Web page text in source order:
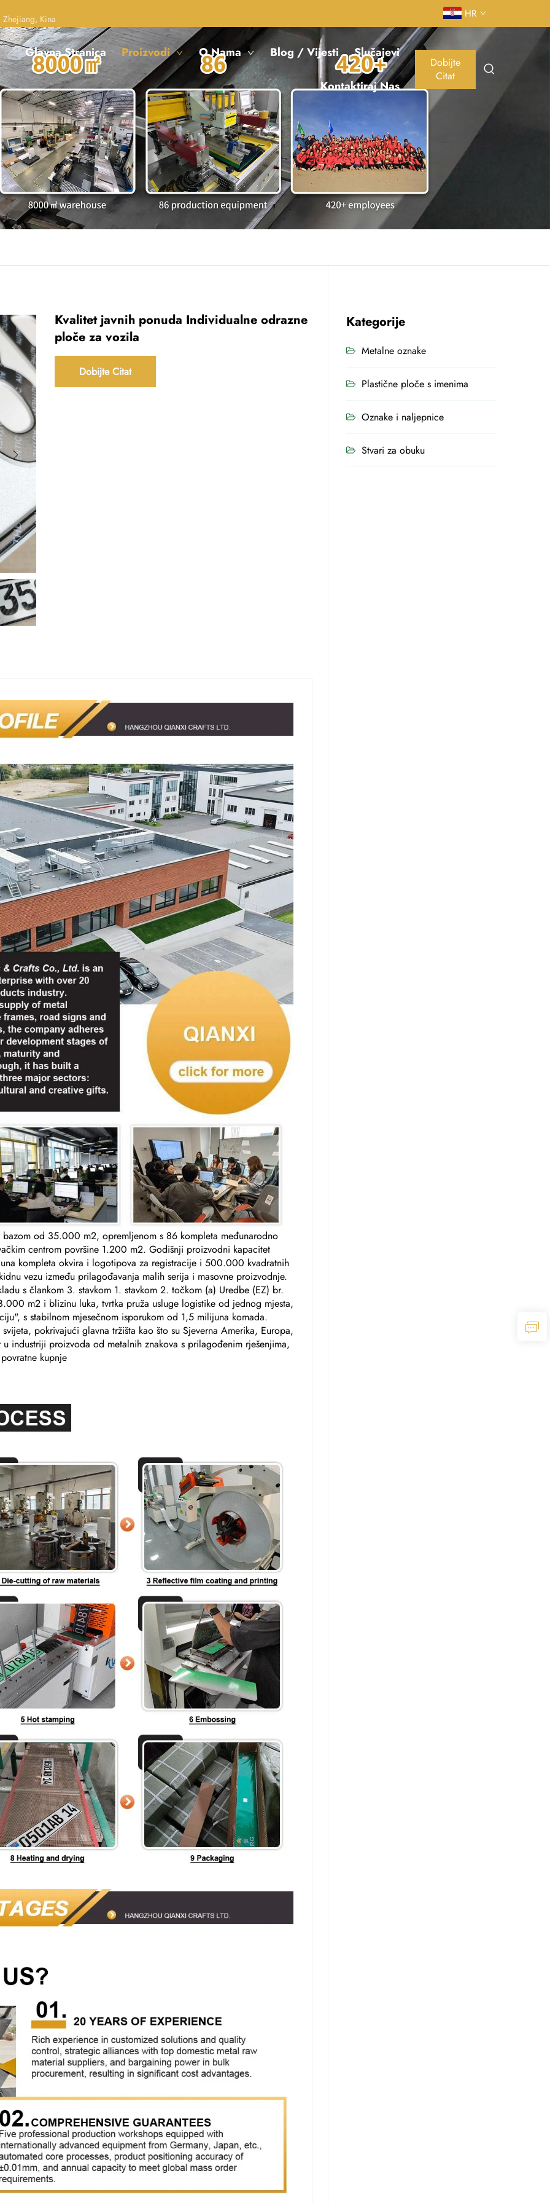
Kina HR
Glavna Stranica Proizvodi O Nama Blog / Vijesti Slučajevi
Kontaktiraj Nas
Dobijte
Citat
Kvalitet javnih ponuda Individualne odrazne
ploče za vozila
Dobijte Citat
od 35.000 m2, opremljenom s 86 kompleta međunarodno
centrom površine 1.200 m2. Godišnji proizvodni kapacitet
kompleta okvira i logotipova za registracije i 500.000 kvadratnih
vezu između prilagođavanja malih serija i masovne proizvodnje.
s člankom 3. stavkom 1. stavkom 2. točkom (a) Uredbe (EZ) br.
m2 i blizinu luka, tvrtka pruža usluge logistike od jednog mjesta,
s stabilnom mjesečnom isporukom od 1,5 milijuna komada.
pokrivajući glavna tržišta kao što su Sjeverna Amerika, Europa,
industriji proizvoda od metalnih znakova s prilagođenim rješenjima,
kupnje
Kategorije
Metalne oznake
Plastične ploče s imenima
Oznake i naljepnice
Stvari za obuku